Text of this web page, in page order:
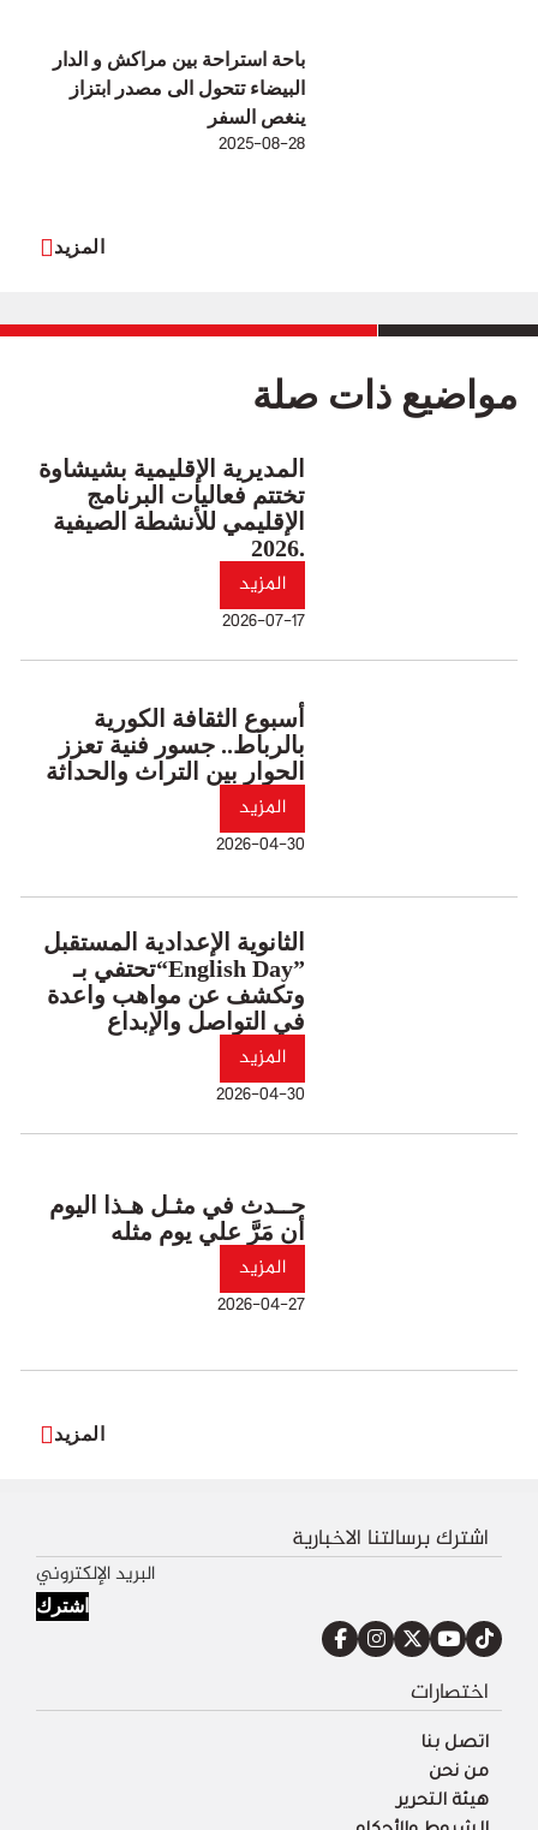
باحة استراحة بين مراكش و الدار
البيضاء تتحول الى مصدر ابتزاز
ينغص السفر
2025-08-28
المزيد
مواضيع ذات صلة
المديرية الإقليمية بشيشاوة
تختتم فعاليات البرنامج
الإقليمي للأنشطة الصيفية
2026.
المزيد
2026-07-17
أسبوع الثقافة الكورية
بالرباط.. جسور فنية تعزز
الحوار بين التراث والحداثة
المزيد
2026-04-30
الثانوية الإعدادية المستقبل
تحتفي بـ“English Day”
وتكشف عن مواهب واعدة
في التواصل والإبداع
المزيد
2026-04-30
حــدث في مثـل هـذا اليوم
أن مَرَّ علي يوم مثله
المزيد
2026-04-27
المزيد
اشترك برسالتنا الاخبارية
اشترك
اختصارات
اتصل بنا
من نحن
هيئة التحرير